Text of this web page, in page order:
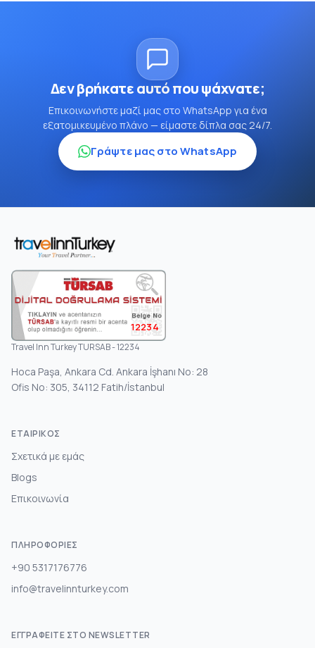
Δεν βρήκατε αυτό που ψάχνατε;
Επικοινωνήστε μαζί μας στο WhatsApp για ένα
εξατομικευμένο πλάνο — είμαστε δίπλα σας 24/7.
Γράψτε μας στο WhatsApp
12234
Travel Inn Turkey TURSAB - 12234
Hoca Paşa, Ankara Cd. Ankara İşhanı No: 28
Ofis No: 305, 34112 Fatih/İstanbul
ΕΤΑΙΡΙΚΌΣ
Σχετικά με εμάς
Blogs
Επικοινωνία
ΠΛΗΡΟΦΟΡΊΕΣ
+90 5317176776
info@travelinnturkey.com
ΕΓΓΡΑΦΕΊΤΕ ΣΤΟ NEWSLETTER